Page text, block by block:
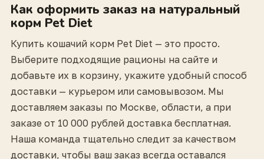
Как оформить заказ на натуральный
корм Pet Diet
Купить кошачий корм Pet Diet — это просто.
Выберите подходящие рационы на сайте и
добавьте их в корзину, укажите удобный способ
доставки — курьером или самовывозом. Мы
доставляем заказы по Москве, области, а при
заказе от 10 000 рублей доставка бесплатная.
Наша команда тщательно следит за качеством
доставки, чтобы ваш заказ всегда оставался